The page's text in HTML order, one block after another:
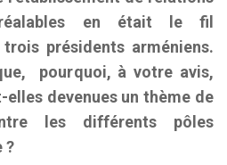
en était le fil
présidents arméniens.
pourquoi, à votre avis,
devenues un thème de
les différents pôles
?